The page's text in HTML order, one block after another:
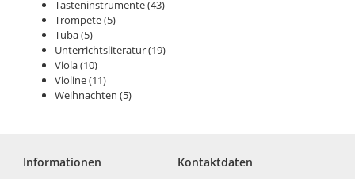
Tasteninstrumente(43)
Trompete(5)
Tuba(5)
Unterrichtsliteratur(19)
Viola(10)
Violine(11)
Weihnachten (5)
Informationen Kontaktdaten